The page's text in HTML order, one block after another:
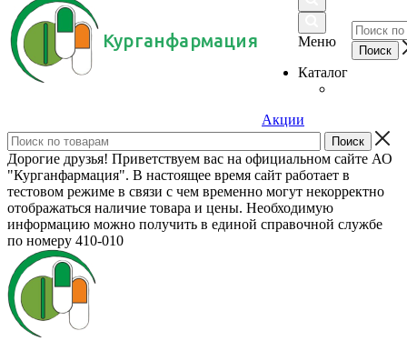
Курганфармация
Меню
Каталог
Акции
Дорогие друзья! Приветствуем вас на официальном сайте АО
"Курганфармация". В настоящее время сайт работает в
тестовом режиме в связи с чем временно могут некорректно
отображаться наличие товара и цены. Необходимую
информацию можно получить в единой справочной службе
по номеру 410-010